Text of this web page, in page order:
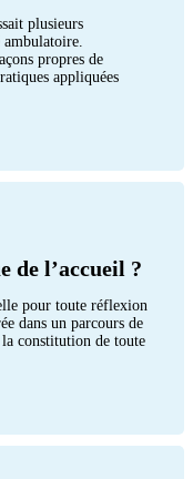
plusieurs
propres de
appliquées
de l’accueil ?
pour toute réflexion
dans un parcours de
constitution de toute